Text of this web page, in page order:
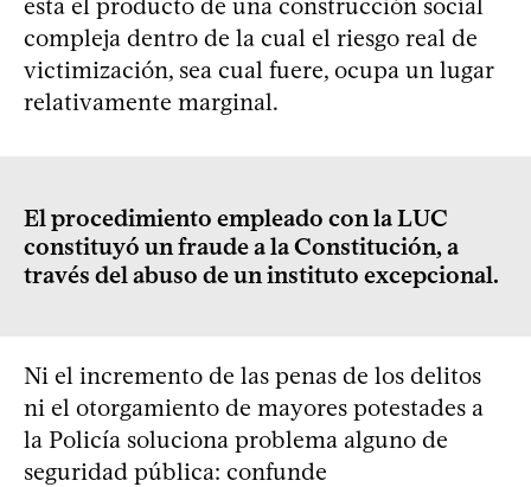
esta el producto de una construcción social
compleja dentro de la cual el riesgo real de
victimización, sea cual fuere, ocupa un lugar
relativamente marginal.
El procedimiento empleado con la LUC
constituyó un fraude a la Constitución, a
través del abuso de un instituto excepcional.
Ni el incremento de las penas de los delitos
ni el otorgamiento de mayores potestades a
la Policía soluciona problema alguno de
seguridad pública: confunde